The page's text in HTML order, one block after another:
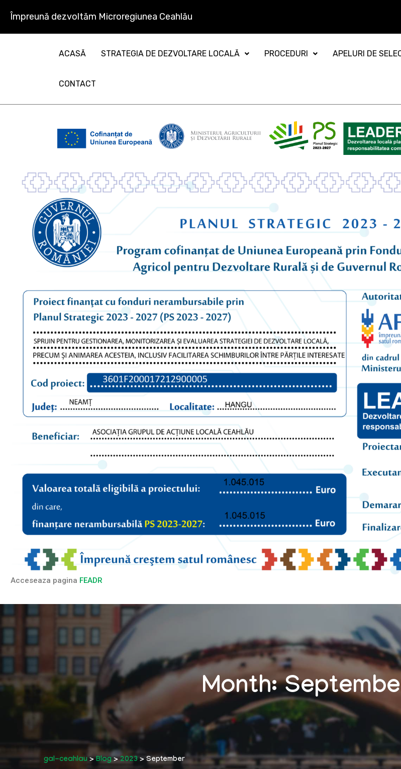
Împreună dezvoltăm Microregiunea Ceahlău
ACASĂ STRATEGIA DE DEZVOLTARE LOCALĂ PROCEDURI APELURI DE
CONTACT
Acceseaza pagina FEADR
Month:
gal-ceahlau>Blog>2023>September